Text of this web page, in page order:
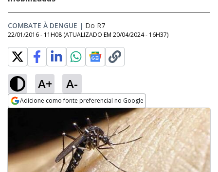
COMBATE À DENGUE | Do R7
22/01/2016 - 11H08 (ATUALIZADO EM 20/04/2024 - 16H37)
A+ A-
Adicione como fonte preferencial no Google